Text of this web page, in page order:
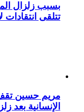
بسبب زلزال
تتلقى انتقادات
مريم حسين
الإنسانية بعد